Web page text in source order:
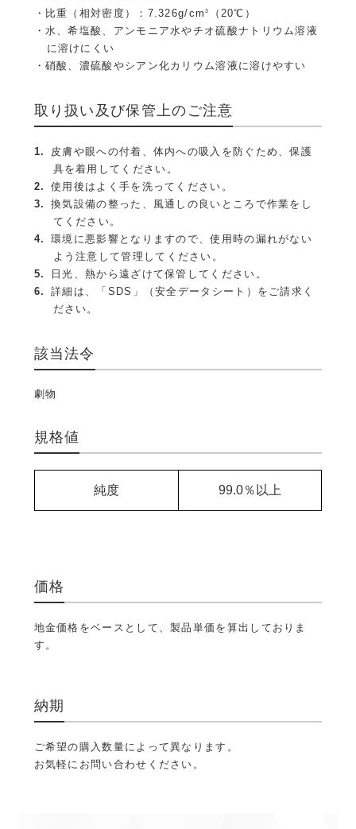
比重（相対密度）：7.326g/cm3
（20℃）
水、希塩酸、アンモニア水やチオ硫酸ナトリウム溶液
に溶けにくい
硝酸、濃硫酸やシアン化カリウム溶液に溶けやすい
取り扱い及び保管上のご注意
皮膚や眼への付着、体内への吸入を防ぐため、保護
具を着用してください。
使用後はよく手を洗ってください。
換気設備の整った、風通しの良いところで作業をし
てください。
環境に悪影響となりますので、使用時の漏れがない
よう注意して管理してください。
日光、熱から遠ざけて保管してください。
詳細は、「SDS」（安全データシート）をご請求く
ださい。
該当法令
劇物
規格値
純度 99.0％以上
価格
地金価格をベースとして、製品単価を算出しておりま
す。
納期
ご希望の購入数量によって異なります。
お気軽にお問い合わせください。